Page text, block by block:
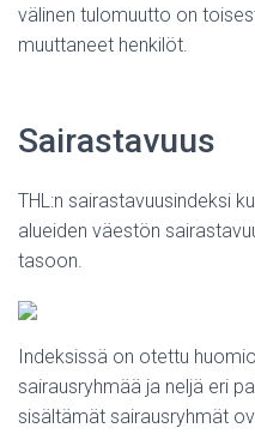
välinen tulomuutto on
muuttaneet henkilöt.
Sairastavuus
THL:n sairastavuusindeksi
alueiden väestön
tasoon.
Indeksissä on otettu
sairausryhmää ja neljä eri
sisältämät sairausryhmät